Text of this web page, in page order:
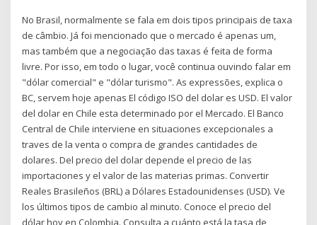
No Brasil, normalmente se fala em dois tipos principais de taxa
de câmbio. Já foi mencionado que o mercado é apenas um,
mas também que a negociação das taxas é feita de forma
livre. Por isso, em todo o lugar, você continua ouvindo falar em
"dólar comercial" e "dólar turismo". As expressões, explica o
BC, servem hoje apenas El código ISO del dolar es USD. El valor
del dolar en Chile esta determinado por el Mercado. El Banco
Central de Chile interviene en situaciones excepcionales a
traves de la venta o compra de grandes cantidades de
dolares. Del precio del dolar depende el precio de las
importaciones y el valor de las materias primas. Convertir
Reales Brasileños (BRL) a Dólares Estadounidenses (USD). Ve
los últimos tipos de cambio al minuto. Conoce el precio del